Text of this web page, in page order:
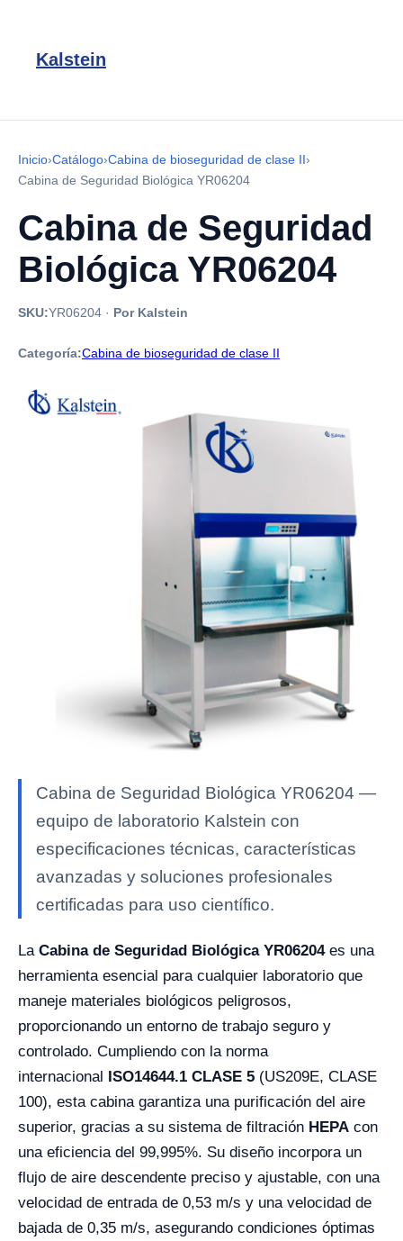
Kalstein
Inicio›Catálogo›Cabina de bioseguridad de clase II›
Cabina de Seguridad Biológica YR06204
Cabina de Seguridad
Biológica YR06204
SKU:YR06204 · Por Kalstein
Categoría:Cabina de bioseguridad de clase II
Cabina de Seguridad Biológica YR06204 —
equipo de laboratorio Kalstein con
especificaciones técnicas, características
avanzadas y soluciones profesionales
certificadas para uso científico.
La Cabina de Seguridad Biológica YR06204es una
herramienta esencial para cualquier laboratorio que
maneje materiales biológicos peligrosos,
proporcionando un entorno de trabajo seguro y
controlado. Cumpliendo con la norma
internacional ISO14644.1 CLASE 5 (US209E, CLASE
100), esta cabina garantiza una purificación del aire
superior, gracias a su sistema de filtración HEPA con
una eficiencia del 99,995%. Su diseño incorpora un
flujo de aire descendente preciso y ajustable, con una
velocidad de entrada de 0,53 m/s y una velocidad de
bajada de 0,35 m/s, asegurando condiciones óptimas